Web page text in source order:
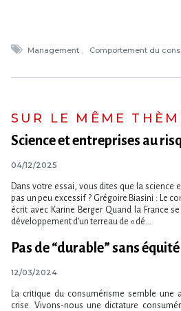
Management Comportement du
SUR LE MÊME
Science et entreprises au
04/12/2025
Dans votre essai, vous dites que la science
pas un peu excessif ? Grégoire Biasini : Le
écrit avec Karine Berger Quand la France
développement d’un terreau de « dé...
Pas de “durable” sans
12/03/2024
La critique du consumérisme semble
crise. Vivons-nous une dictature